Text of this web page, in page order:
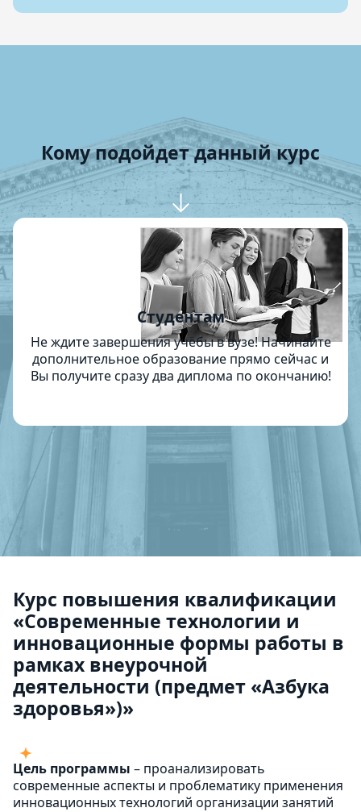
Кому подойдет данный курс
Студентам
Не ждите завершения учёбы в вузе! Начинайте
дополнительное образование прямо сейчас и
Вы получите сразу два диплома по окончанию!
Курс повышения квалификации
«Современные технологии и
инновационные формы работы в
рамках внеурочной
деятельности (предмет «Азбука
здоровья»)»
Цель программы – проанализировать
современные аспекты и проблематику применения
инновационных технологий организации занятий